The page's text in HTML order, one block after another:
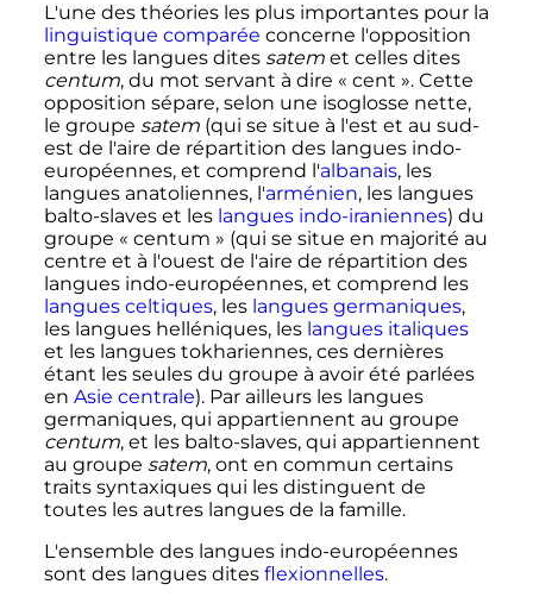
L'une des théories les plus importantes pour la
linguistique comparée concerne l'opposition
entre les langues dites satemet celles dites
centum, du mot servant à dire « cent ». Cette
opposition sépare, selon une isoglosse nette,
le groupe satem(qui se situe à l'est et au sud-
est de l'aire de répartition des langues indo-
européennes, et comprend l'albanais, les
langues anatoliennes, l'arménien, les langues
balto-slaves et les langues indo-iraniennes) du
groupe « centum » (qui se situe en majorité au
centre et à l'ouest de l'aire de répartition des
langues indo-européennes, et comprend les
langues celtiques, les langues germaniques,
les langues helléniques, les langues italiques
et les langues tokhariennes, ces dernières
étant les seules du groupe à avoir été parlées
en Asie centrale). Par ailleurs les langues
germaniques, qui appartiennent au groupe
centum, et les balto-slaves, qui appartiennent
au groupe satem, ont en commun certains
traits syntaxiques qui les distinguent de
toutes les autres langues de la famille.
L'ensemble des langues indo-européennes
sont des langues dites flexionnelles.